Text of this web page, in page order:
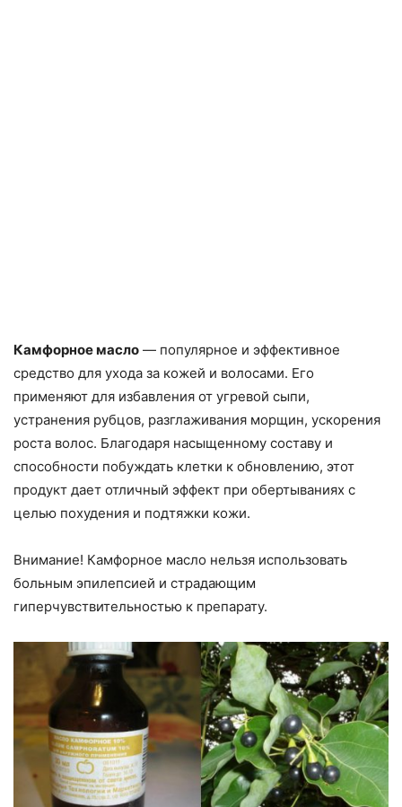
Камфорное масло — популярное и эффективное
средство для ухода за кожей и волосами. Его
применяют для избавления от угревой сыпи,
устранения рубцов, разглаживания морщин, ускорения
роста волос. Благодаря насыщенному составу и
способности побуждать клетки к обновлению, этот
продукт дает отличный эффект при обертываниях с
целью похудения и подтяжки кожи.
Внимание! Камфорное масло нельзя использовать
больным эпилепсией и страдающим
гиперчувствительностью к препарату.